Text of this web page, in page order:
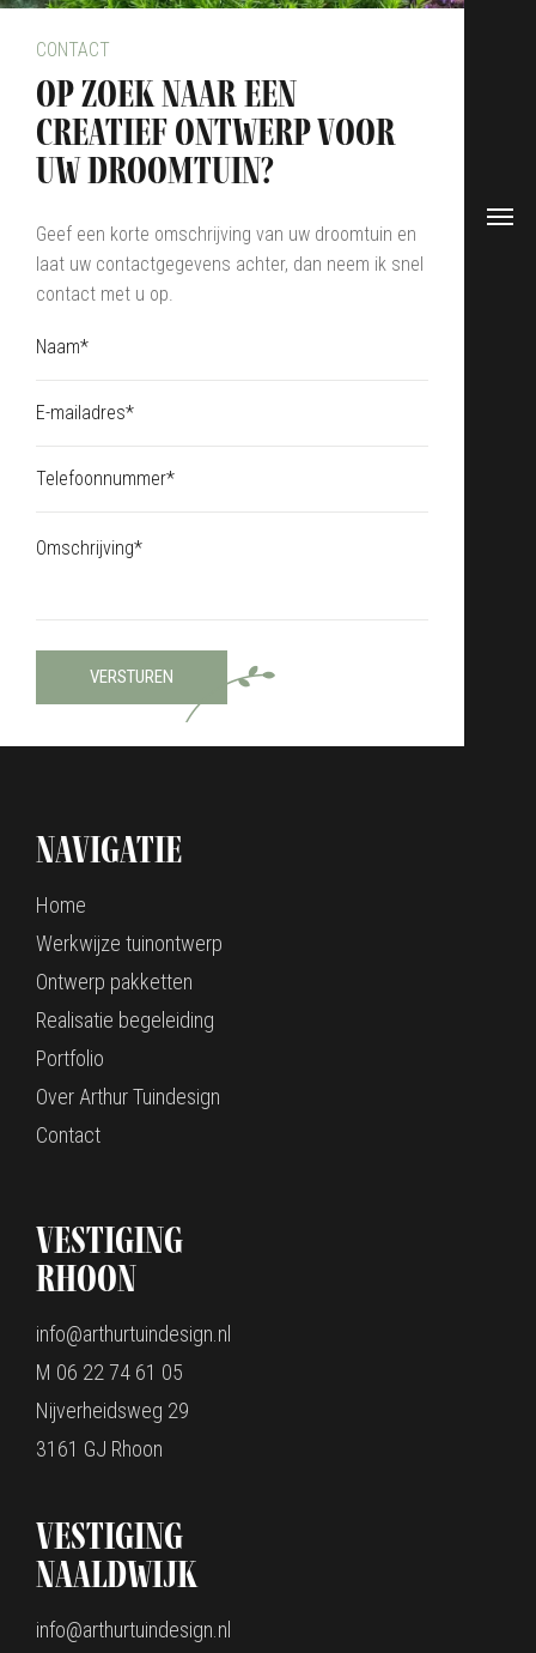
CONTACT
op zoek naar een
creatief ontwerp voor
uw droomtuin?
Geef een korte omschrijving van uw droomtuin en
laat uw contactgegevens achter, dan neem ik snel
contact met u op.
VERSTUREN
Navigatie
Home
Werkwijze tuinontwerp
Ontwerp pakketten
Realisatie begeleiding
Portfolio
Over Arthur Tuindesign
Contact
Vestiging
Rhoon
info@arthurtuindesign.nl
M 06 22 74 61 05
Nijverheidsweg 29
3161 GJ Rhoon
Vestiging
Naaldwijk
info@arthurtuindesign.nl